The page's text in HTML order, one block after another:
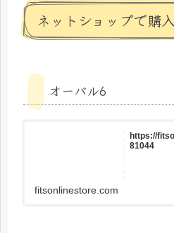
ネットショップで購入
オーバル6
https://
81044
fitsonlinestore.com